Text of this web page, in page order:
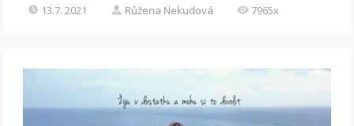
13.7. 2021 Růžena Nekudová 7965x